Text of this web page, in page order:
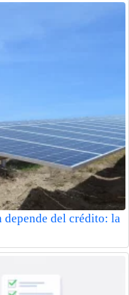
depende del crédito: la